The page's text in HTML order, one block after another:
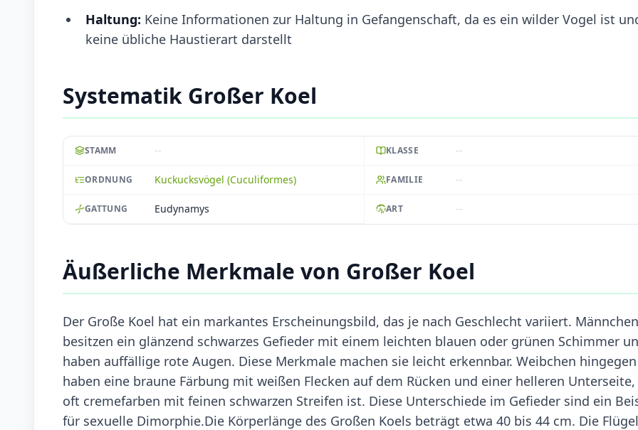
Haltung: Keine Informationen zur Haltung in Gefangenschaft, da es ein wilder Vogel ist
keine übliche Haustierart darstellt
Systematik Großer Koel
STAMM -- KLASSE --
ORDNUNG Kuckucksvögel (Cuculiformes) FAMILIE --
GATTUNG Eudynamys ART --
Äußerliche Merkmale von Großer Koel
Der Große Koel hat ein markantes Erscheinungsbild, das je nach Geschlecht variiert. Männchen
besitzen ein glänzend schwarzes Gefieder mit einem leichten blauen oder grünen Schimmer
haben auffällige rote Augen. Diese Merkmale machen sie leicht erkennbar. Weibchen hingegen
haben eine braune Färbung mit weißen Flecken auf dem Rücken und einer helleren
oft cremefarben mit feinen schwarzen Streifen ist. Diese Unterschiede im Gefieder sind ein
für sexuelle Dimorphie.Die Körperlänge des Großen Koels beträgt etwa 40 bis 44 cm. Die Flügel